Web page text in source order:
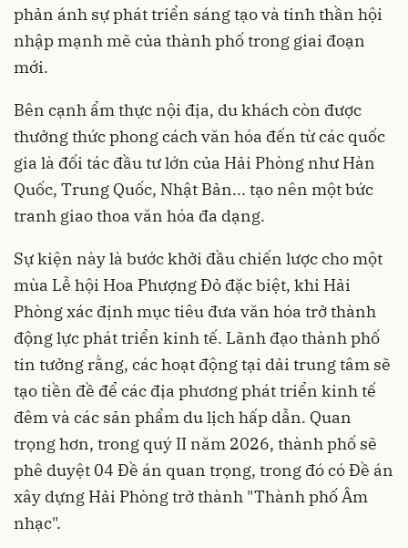
phản ánh sự phát triển sáng tạo và tinh thần hội
nhập mạnh mẽ của thành phố trong giai đoạn
mới.
Bên cạnh ẩm thực nội địa, du khách còn được
thưởng thức phong cách văn hóa đến từ các quốc
gia là đối tác đầu tư lớn của Hải Phòng như Hàn
Quốc, Trung Quốc, Nhật Bản... tạo nên một bức
tranh giao thoa văn hóa đa dạng.
Sự kiện này là bước khởi đầu chiến lược cho một
mùa Lễ hội Hoa Phượng Đỏ đặc biệt, khi Hải
Phòng xác định mục tiêu đưa văn hóa trở thành
động lực phát triển kinh tế. Lãnh đạo thành phố
tin tưởng rằng, các hoạt động tại dải trung tâm sẽ
tạo tiền đề để các địa phương phát triển kinh tế
đêm và các sản phẩm du lịch hấp dẫn. Quan
trọng hơn, trong quý II năm 2026, thành phố sẽ
phê duyệt 04 Đề án quan trọng, trong đó có Đề án
xây dựng Hải Phòng trở thành "Thành phố Âm
nhạc".